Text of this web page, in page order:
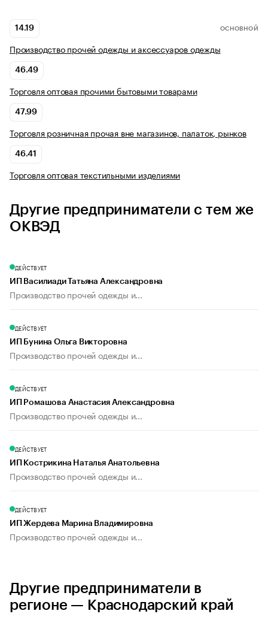
14.19 ОСНОВНОЙ
Производство прочей одежды и аксессуаров одежды
46.49
Торговля оптовая прочими бытовыми товарами
47.99
Торговля розничная прочая вне магазинов, палаток, рынков
46.41
Торговля оптовая текстильными изделиями
Другие предприниматели с тем же
ОКВЭД
ДЕЙСТВУЕТ
ИП Василиади Татьяна Александровна
Производство прочей одежды и...
ДЕЙСТВУЕТ
ИП Бунина Ольга Викторовна
Производство прочей одежды и...
ДЕЙСТВУЕТ
ИП Ромашова Анастасия Александровна
Производство прочей одежды и...
ДЕЙСТВУЕТ
ИП Кострикина Наталья Анатольевна
Производство прочей одежды и...
ДЕЙСТВУЕТ
ИП Жердева Марина Владимировна
Производство прочей одежды и...
Другие предприниматели в
регионе — Краснодарский край